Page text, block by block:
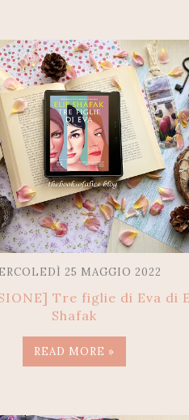
25 MAGGIO 2022
Tre figlie di Eva di
Shafak
READ MORE »